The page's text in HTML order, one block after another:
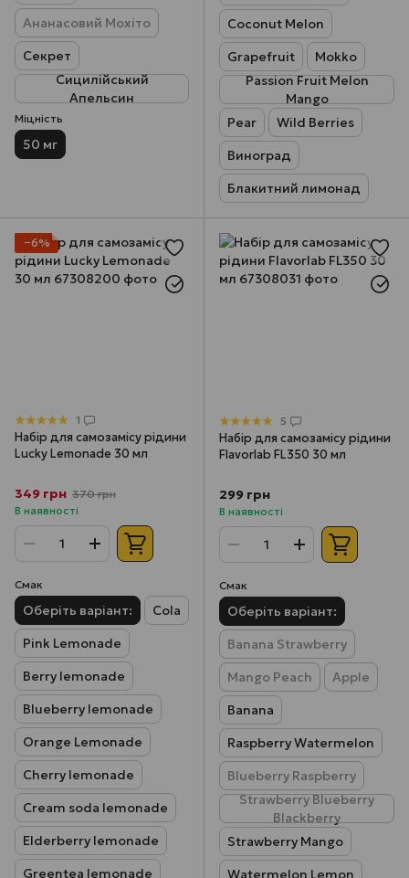
Ананасовий Мохіто
Секрет
Сицилійський
Апельсин
Міцність
50 мг
Coconut Melon
Grapefruit
Mokko
Passion Fruit Melon
Mango
Pear
Wild Berries
Виноград
Блакитний лимонад
−6%
1
Набір для самозамісу рідини
Lucky Lemonade 30 мл
349 грн 370 грн
В наявності
Смак
Оберіть варіант:
Cola
Pink Lemonade
Berry lemonade
Blueberry lemonade
Orange Lemonade
Cherry lemonade
Cream soda lemonade
Elderberry lemonade
Greentea lemonade
5
Набір для самозамісу рідини
Flavorlab FL350 30 мл
299 грн
В наявності
Смак
Оберіть варіант:
Banana Strawberry
Mango Peach
Apple
Banana
Raspberry Watermelon
Blueberry Raspberry
Strawberry Blueberry
Blackberry
Strawberry Mango
Watermelon Lemon